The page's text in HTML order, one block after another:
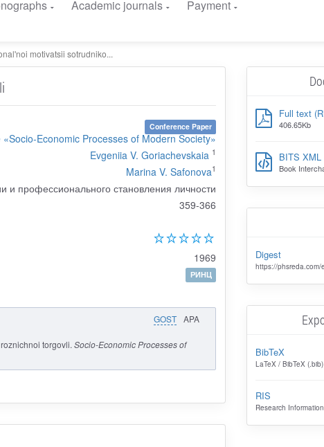
Academic journals
Payment
motivatsii sotrudniko...
Conference Paper
Economic Processes of Modern Society»
Evgeniia V. Goriachevskaia 1
Marina V. Safonova1
и профессионального становления личности
359-366
1969
РИНЦ
GOST APA
torgovli. Socio-Economic Processes of
Full text
406.65Kb
BITS XML
Book
Digest
https://
BibTeX
LaTeX / BibTeX (.bib)
RIS
Research